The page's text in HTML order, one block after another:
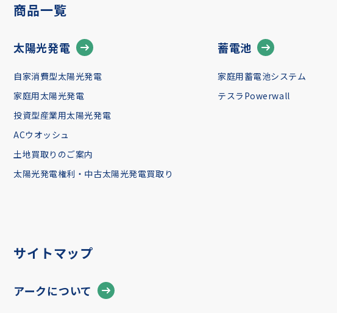
商品一覧
太陽光発電
自家消費型太陽光発電
家庭用太陽光発電
投資型産業用太陽光発電
ACウオッシュ
土地買取りのご案内
太陽光発電権利・中古太陽光発電買取り
蓄電池
家庭用蓄電池システム
テスラPowerwall
サイトマップ
アークについて